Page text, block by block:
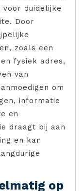
duidelijke
Door
zoals een
fysiek adres,
van
om
informatie
en
draagt bij aan
en kan
op